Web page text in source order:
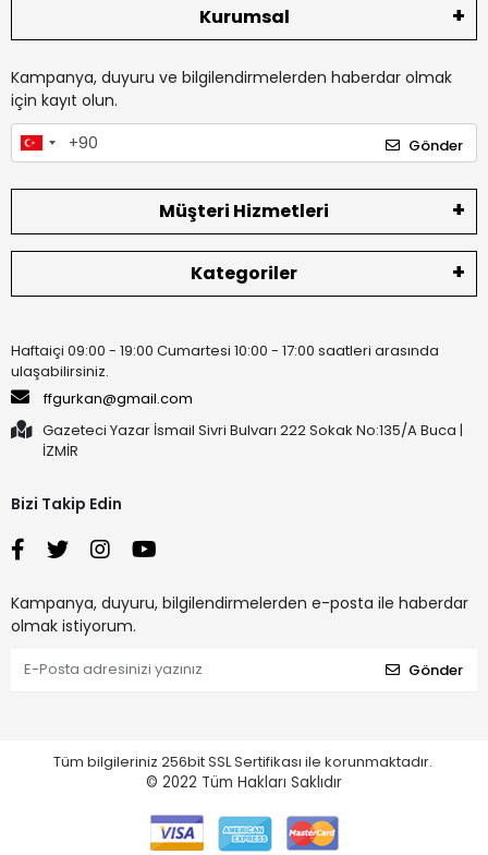
Kurumsal
Kampanya, duyuru ve bilgilendirmelerden haberdar olmak
için kayıt olun.
Gönder
Müşteri Hizmetleri
Kategoriler
Haftaiçi 09:00 - 19:00 Cumartesi 10:00 - 17:00 saatleri arasında
ulaşabilirsiniz.
ffgurkan@gmail.com
Gazeteci Yazar İsmail Sivri Bulvarı 222 Sokak No:135/A Buca |
İZMİR
Bizi Takip Edin
Kampanya, duyuru, bilgilendirmelerden e-posta ile haberdar
olmak istiyorum.
Gönder
Tüm bilgileriniz 256bit SSL Sertifikası ile korunmaktadır.
© 2022 Tüm Hakları Saklıdır